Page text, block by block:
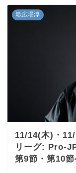
歌広場淳
11/14(木)・
リーグ: Pro-
第9節・第10